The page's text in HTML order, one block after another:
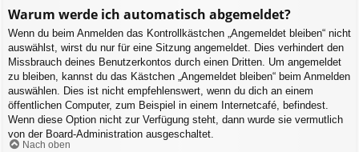
Warum werde ich automatisch abgemeldet?
Wenn du beim Anmelden das Kontrollkästchen „Angemeldet bleiben“ nicht
auswählst, wirst du nur für eine Sitzung angemeldet. Dies verhindert den
Missbrauch deines Benutzerkontos durch einen Dritten. Um angemeldet
zu bleiben, kannst du das Kästchen „Angemeldet bleiben“ beim Anmelden
auswählen. Dies ist nicht empfehlenswert, wenn du dich an einem
öffentlichen Computer, zum Beispiel in einem Internetcafé, befindest.
Wenn diese Option nicht zur Verfügung steht, dann wurde sie vermutlich
von der Board-Administration ausgeschaltet.
Nach oben